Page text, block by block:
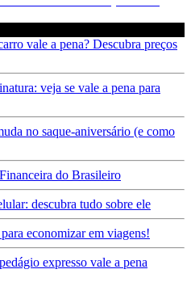
vale a pena? Descubra preços
veja se vale a pena para
no saque-aniversário (e como
do Brasileiro
descubra tudo sobre ele
economizar em viagens!
expresso vale a pena